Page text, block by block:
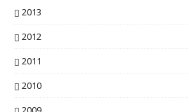
2013
2012
2011
2010